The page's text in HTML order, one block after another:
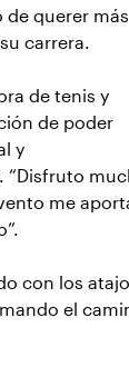
de querer más
carrera.
de tenis y
de poder
y
“Disfruto
me
con los
el